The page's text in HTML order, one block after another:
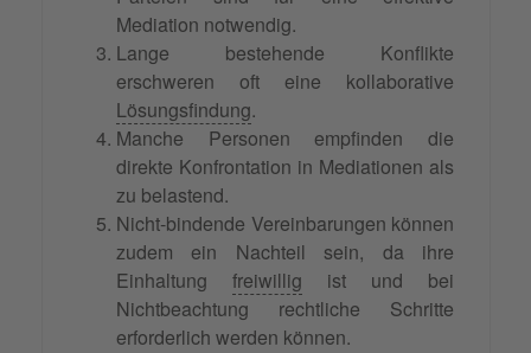
Mediation notwendig.
Lange bestehende Konflikte
erschweren oft eine kollaborative
Lösungsfindung.
Manche Personen empfinden die
direkte Konfrontation in Mediationen als
zu belastend.
Nicht-bindende Vereinbarungen können
zudem ein Nachteil sein, da ihre
Einhaltung freiwillig ist und bei
Nichtbeachtung rechtliche Schritte
erforderlich werden können.